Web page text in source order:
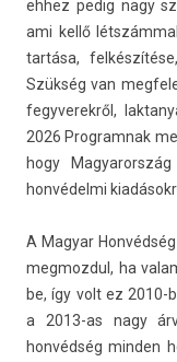
ehhez pedig nagy
ami kellő
tartása,
Szükség van
fegyverek­ről,
2026 Pro­gram­nak
hogy
honvédelmi
A Magyar
meg­mozdul, ha
be, így volt ez 2010-
a 2013-as nagy
honvédség mind­en